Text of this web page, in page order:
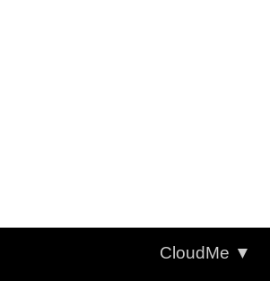
CloudMe ▼